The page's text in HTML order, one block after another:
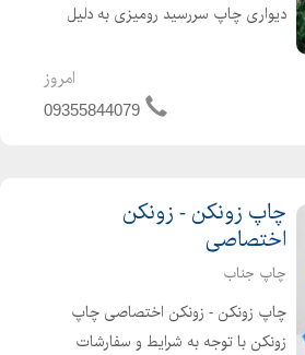
دیواری چاپ سررسید رومیزی به دلیل
همچنین در منازل بیشتر مورد توجه قرار
امروز
09355844079
چاپ زونكن - زونکن
اختصاصی
چاپ جناب
چاپ زونكن - زونکن اختصاصی چاپ
زونکن با توجه به شرایط و سفارشات